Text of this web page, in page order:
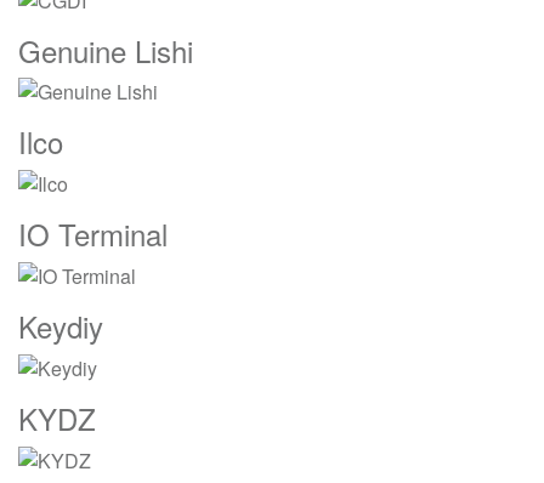
Genuine Lishi
Ilco
IO Terminal
Keydiy
KYDZ